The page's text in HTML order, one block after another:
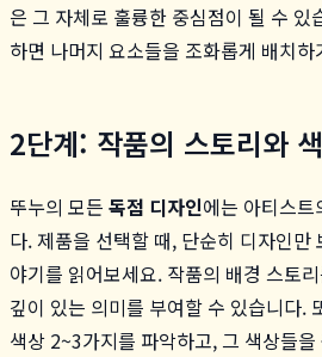
은 그 자체로 훌륭한 중심점이 될 수 있
하면 나머지 요소들을 조화롭게 배치
2단계: 작품의 스토리와
뚜누의 모든 독점 디자인에는 아티스트
다. 제품을 선택할 때, 단순히 디자인만
야기를 읽어보세요. 작품의 배경 스토
깊이 있는 의미를 부여할 수 있습니다.
색상 2~3가지를 파악하고, 그 색상들